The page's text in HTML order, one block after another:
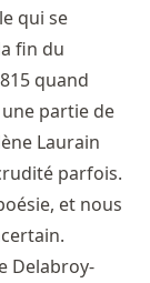
qui se
fin du
quand
partie de
Laurain
parfois.
et nous
Delabroy-